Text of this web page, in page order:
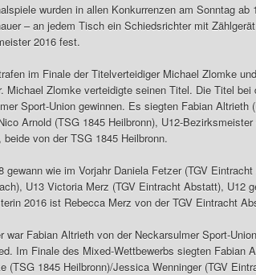
wurden in allen Konkurrenzen am Sonntag
– an jedem Tisch ein Schiedsrichter mit
2016 fest.
im Finale der Titelverteidiger Michael Zlomke
Michael Zlomke verteidigte seinen Titel. Die Titel
Sport-Union gewinnen. Es siegten Fabian Altrieth
Arnold (TSG 1845 Heilbronn), U12-
von der TSG 1845 Heilbronn.
gewann wie im Vorjahr Daniela Fetzer (TGV
U13 Victoria Merz (TGV Eintracht Abstatt), U12
2016 ist Rebecca Merz von der TGV Eintracht
war Fabian Altrieth von der Neckarsulmer Sport-
Im Finale des Mixed-Wettbewerbs siegten Fabian
(TSG 1845 Heilbronn)/Jessica Wenninger (TGV